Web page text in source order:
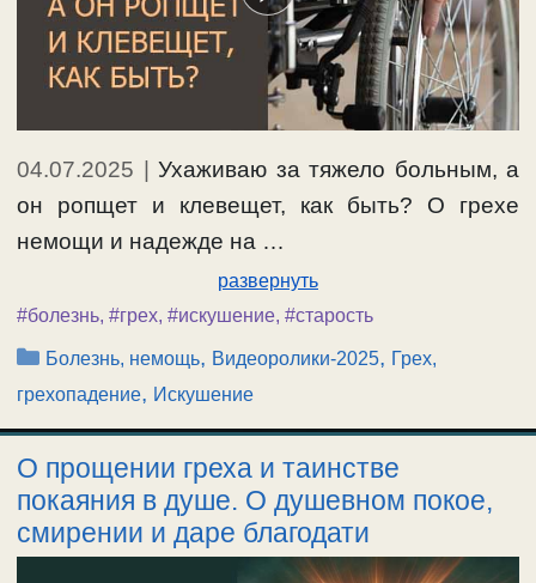
04.07.2025
Ухаживаю за тяжело больным, а
он ропщет и клевещет, как быть? О грехе
немощи и надежде на …
развернуть
#болезнь, #грех, #искушение, #старость
Рубрики
Болезнь, немощь, Видеоролики-2025, Грех,
грехопадение, Искушение
О прощении греха и таинстве
покаяния в душе. О душевном покое,
смирении и даре благодати